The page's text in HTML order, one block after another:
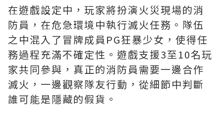
在遊戲設定中，玩家將扮演火災現場的消
防員，在危急環境中執行滅火任務。隊伍
之中混入了冒牌成員PG狂暴少女，使得任
務過程充滿不確定性。遊戲支援3至10名玩
家共同參與，真正的消防員需要一邊合作
滅火，一邊觀察隊友行動，從細節中判斷
誰可能是隱藏的假貨。